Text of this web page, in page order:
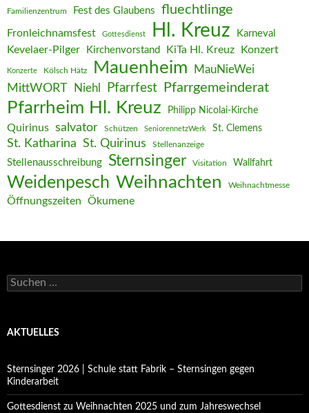
Familienzentrum Fest des Glaubens fluechtlinge
Fronleichnamsfest Gottesdienst Hl. Kreuz Karneval
Kevelaer-Pilger Kirchenvorstand KiTa Hl. Kreuz Konzert
Konzerte Kölsch Hätz Mauenheim MauNieWei
MittWORT Niehl Pfarrfest Pfarrgemeinderat
Pfarrheim Hl. Kreuz Philipp Nicolai-Kirche
Quirinus salvator Schützen SeniorennetzWerk St. Clemens
St. Katharina St. Quirinus Stellenanzeige
Stellenausschreibung Sternsinger Visitation Wallfahrt
Weidenpesch Weihnachten Weihnachtmesse
Öffnungszeiten Ökumene
Suchen
nach:
AKTUELLES
Sternsinger 2026 | Schule statt Fabrik – Sternsingen gegen
Kinderarbeit
Gottesdienst zu Weihnachten 2025 und zum Jahreswechsel